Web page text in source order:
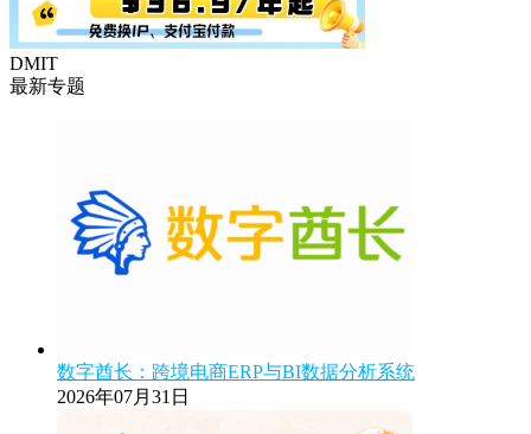
DMIT
最新专题
数字酋长：跨境电商ERP与BI数据分析系统
2026年07月31日